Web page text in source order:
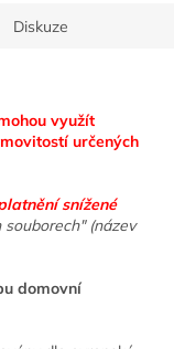
Diskuze
využít
určených
snížené
(název
domovní